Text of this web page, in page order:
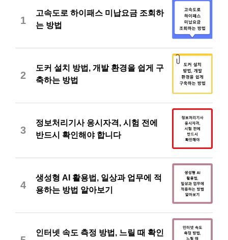
1
고속도로 하이패스 미납요금 조회하
는 방법
2
도커 설치 방법, 개발 환경을 쉽게 구
축하는 방법
3
정보처리기사 응시자격, 시험 전에
반드시 확인해야 합니다
4
생성형 AI 활용법, 일상과 업무에 적
용하는 방법 알아보기
인터넷 속도 측정 방법, 느릴 때 확인